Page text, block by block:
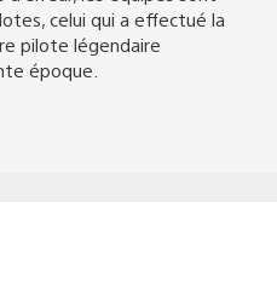
celui qui a effectué la
pilote légendaire
époque.